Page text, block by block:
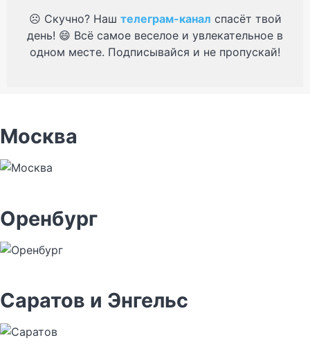
☹️ Скучно? Наш телеграм-канал спасёт твой
день! 😄 Всё самое веселое и увлекательное в
одном месте. Подписывайся и не пропускай!
Москва
Оренбург
Саратов и Энгельс